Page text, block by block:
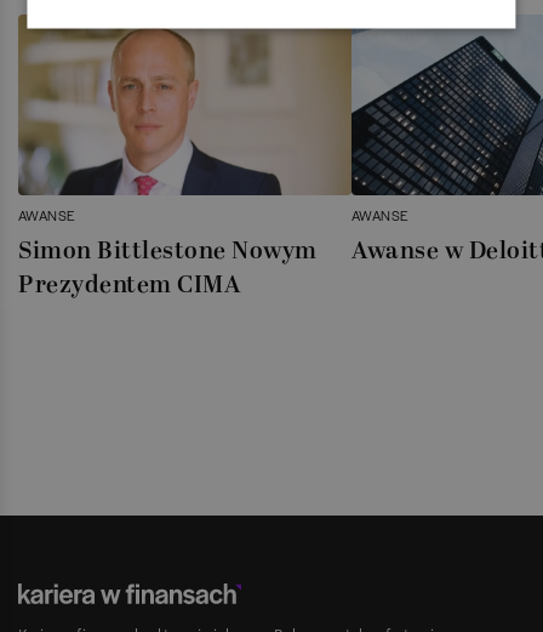
AWANSE
Simon Bittlestone Nowym
Prezydentem CIMA
AWANSE
Awanse w